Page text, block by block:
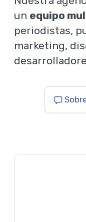
un equipo
periodistas,
marketing,